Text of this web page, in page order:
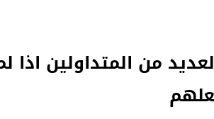
من المتداولين اذا